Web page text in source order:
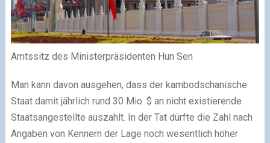
Amtssitz des Ministerpräsidenten Hun Sen
Man kann davon ausgehen, dass der kambodschanische
Staat damit jährlich rund 30 Mio. $ an nicht existierende
Staatsangestellte auszahlt. In der Tat dürfte die Zahl nach
Angaben von Kennern der Lage noch wesentlich höher